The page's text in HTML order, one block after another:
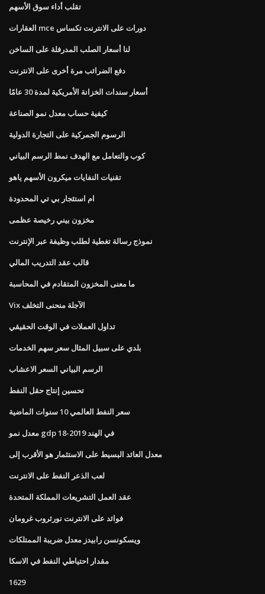
تقلب أداء سوق الأسهم
العقارات mce دورات على الانترنت تكساس
لنا أسعار الصلب المدرفلة على الساخن
دفع الضرائب مرة أخرى على الانترنت
أسعار سندات الخزانة الأمريكية لمدة 30 عامًا
كيفية حساب معدل نمو الصناعة
الرسوم الجمركية على التجارة الدولية
كوب والتعامل مع الهدف نمط الرسم البياني
تقنيات النفايات ميكرون الأسهم ياهو
ام استئجار بي تي المحدودة
مخزون بيني رخيصة عظمى
نموذج رسالة تغطية لطلب وظيفة عبر الإنترنت
قالب عقد التدريب المالي
ما معنى المخزون المتقادم في المحاسبة
Vix الآجلة منحنى التخلف
تداول العملات في الوقت الحقيقي
بلدي على سبيل المثال سعر سهم الخدمات
الرسم البياني السعر الاعشاب
تحسين إنتاج حقل النفط
سعر النفط العالمي 10 سنوات الماضية
معدل نمو gdp في الهند 2019-18
معدل العائد البسيط على الاستثمار هو الأقرب إلى
لعب الذعر النفط على الانترنت
عقد العمل التشريعات المملكة المتحدة
فوائد على الانترنت نورثروب غرومان
ويسكونسن رابيدز معدل ضريبة الممتلكات
مقدار احتياطي النفط في الاسكا
1629